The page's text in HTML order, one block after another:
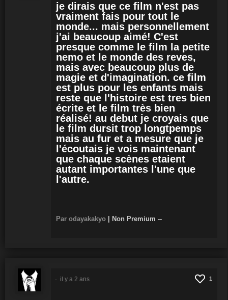
je dirais que ce film n'est pas
vraiment fais pour tout le
monde... mais personnellement
j'ai beaucoup aimé! C'est
presque comme le film la petite
nemo et le monde des reves,
mais avec beaucoup plus de
magie et d'imagination. ce film
est plus pour les enfants mais
reste que l'histoire est tres bien
écrite et le film très bien
réalisé! au debut je croyais que
le film dursit trop longtpemps
mais au fur et a mesure que je
l'écoutais je vois maintenant
que chaque scènes etaient
autant importantes l'une que
l'autre.
Par odayakakyo Non Premium --
1
il y a 2 ans